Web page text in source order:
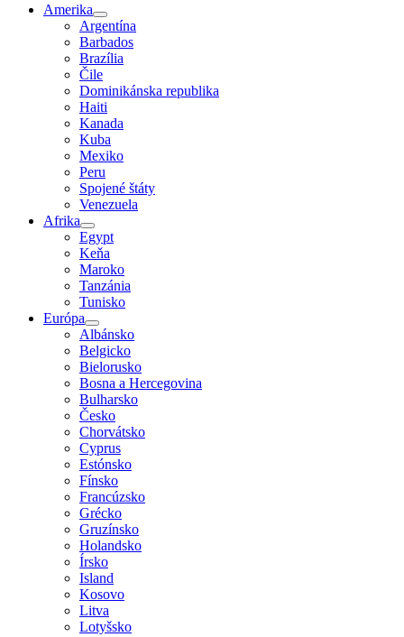
Amerika
Argentína
Barbados
Brazília
Čile
Dominikánska republika
Haiti
Kanada
Kuba
Mexiko
Peru
Spojené štáty
Venezuela
Afrika
Egypt
Keňa
Maroko
Tanzánia
Tunisko
Európa
Albánsko
Belgicko
Bielorusko
Bosna a Hercegovina
Bulharsko
Česko
Chorvátsko
Cyprus
Estónsko
Fínsko
Francúzsko
Grécko
Gruzínsko
Holandsko
Írsko
Island
Kosovo
Litva
Lotyšsko